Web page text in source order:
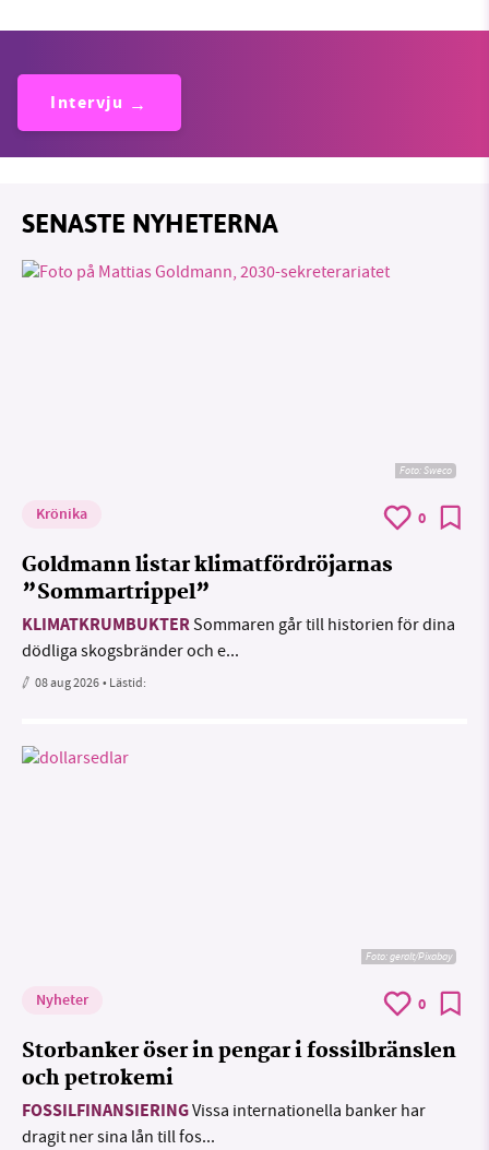
Intervju
SENASTE NYHETERNA
Foto: Sweco
Krönika 0
Goldmann listar klimatfördröjarnas
”Sommartrippel”
KLIMATKRUMBUKTERSommaren går till historien för dina
dödliga skogsbränder och e...
08 aug 2026• Lästid:
Foto:geralt/Pixabay
Nyheter 0
Storbanker öser in pengar i fossilbränslen
och petrokemi
FOSSILFINANSIERINGVissa internationella banker har
dragit ner sina lån till fos...